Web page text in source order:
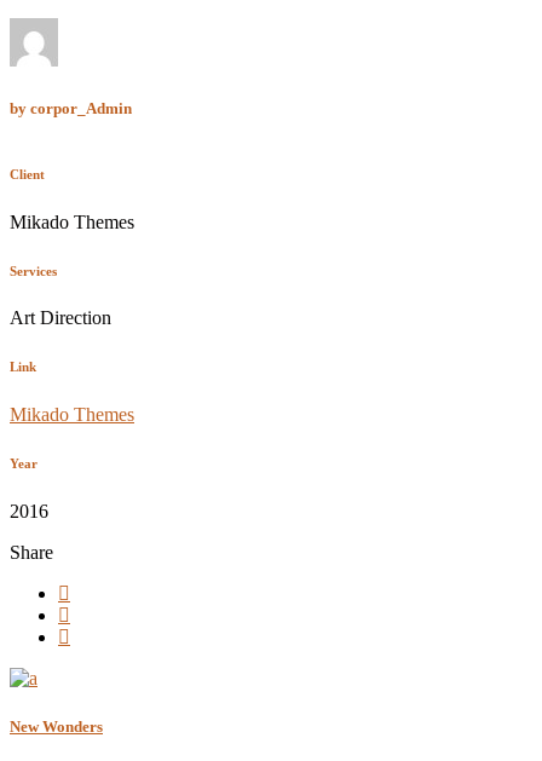
by corpor_Admin
Client
Mikado Themes
Services
Art Direction
Link
Mikado Themes
Year
2016
Share
New Wonders